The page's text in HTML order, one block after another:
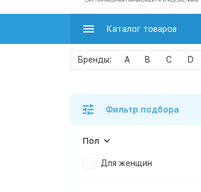
Каталог товаров
A B C D
Фильтр подбора
Пол
Для женщин